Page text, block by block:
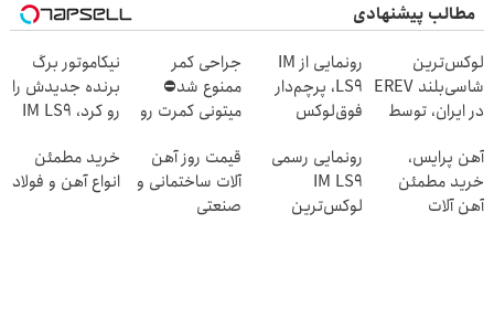
مطالب پیشنهادی
لوکس‌ترین
شاسی‌بلند EREV
در ایران، توسط
رونمایی شد!
رونمایی از IM
LS9، پرچم‌دار
فوق‌لوکس
ایران شد
جراحی کمر
ممنوع شد⛔
میتونی کمرت رو
کنی! 👈🏻
پرسش‌نامه
نیکاموتور برگ
برنده جدیدش را
رو کرد، IM LS9
ایران شد
آهن پرایس،
خرید مطمئن
آهن آلات
رونمایی رسمی
IM LS9
لوکس‌ترین
قیمت روز آهن
آلات ساختمانی و
صنعتی
خرید مطمئن
انواع آهن و فولاد